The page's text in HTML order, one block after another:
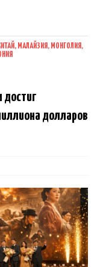
МАЛАЙЗИЯ, МОНГОЛИЯ,
достиг
долларов